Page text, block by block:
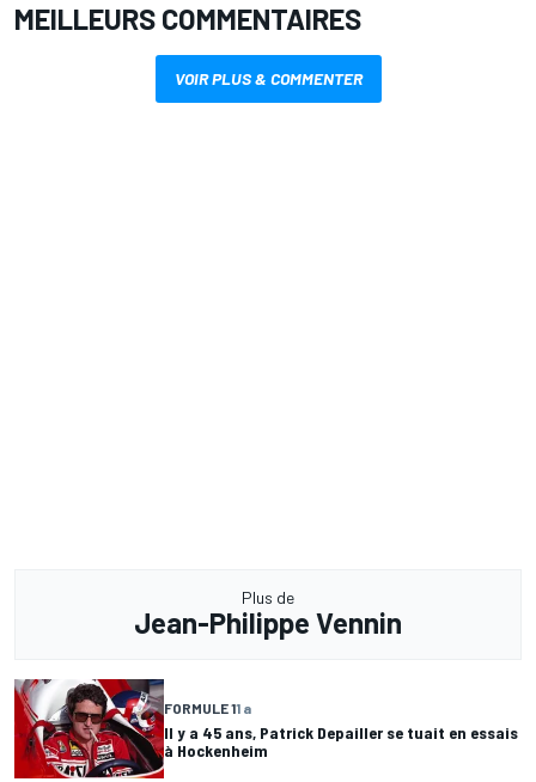
MEILLEURS COMMENTAIRES
VOIR PLUS & COMMENTER
Plus de
Jean-Philippe Vennin
FORMULE 11 a
Il y a 45 ans, Patrick Depailler se tuait en essais
à Hockenheim